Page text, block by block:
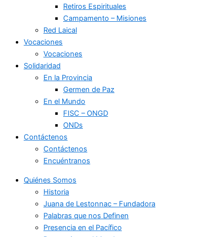
Retiros Espirituales
Campamento – Misiones
Red Laical
Vocaciones
Vocaciones
Solidaridad
En la Provincia
Germen de Paz
En el Mundo
FISC – ONGD
ONDs
Contáctenos
Contáctenos
Encuéntranos
Quiénes Somos
Historia
Juana de Lestonnac – Fundadora
Palabras que nos Definen
Presencia en el Pacífico